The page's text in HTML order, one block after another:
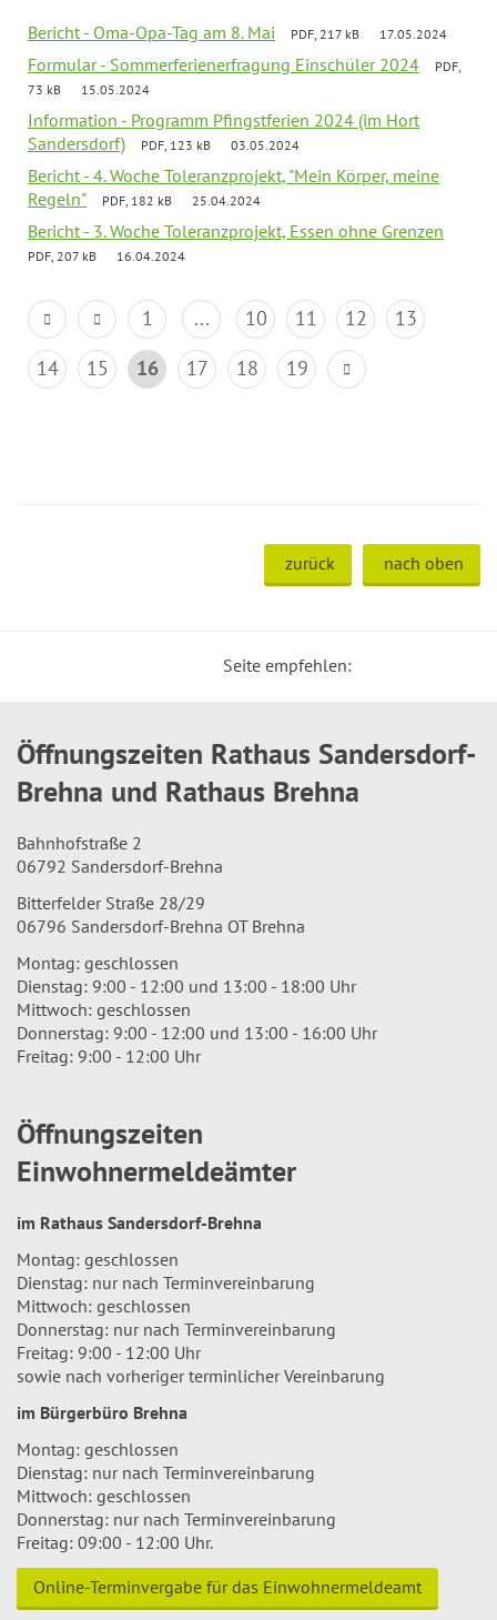
Bericht - Oma-Opa-Tag am 8. Mai PDF, 217 kB 17.05.2024
Formular - Sommerferienerfragung Einschüler 2024
PDF,
73 kB
15.05.2024
Information - Programm Pfingstferien 2024 (im Hort
Sandersdorf)
PDF, 123 kB 03.05.2024
Bericht - 4. Woche Toleranzprojekt, "Mein Körper, meine
Regeln"
PDF, 182 kB 25.04.2024
Bericht - 3. Woche Toleranzprojekt, Essen ohne Grenzen
PDF, 207 kB 16.04.2024
1 ... 10 11 12
13
14
15 16 17 18 19
zurück nach oben
Seite empfehlen:
Öffnungszeiten Rathaus Sandersdorf-
Brehna und Rathaus Brehna
Bahnhofstraße 2
06792 Sandersdorf-Brehna
Bitterfelder Straße 28/29
06796 Sandersdorf-Brehna OT Brehna
Montag: geschlossen
Dienstag: 9:00 - 12:00 und 13:00 - 18:00 Uhr
Mittwoch: geschlossen
Donnerstag: 9:00 - 12:00 und 13:00 - 16:00 Uhr
Freitag: 9:00 - 12:00 Uhr
Öffnungszeiten
Einwohnermeldeämter
im Rathaus Sandersdorf-Brehna
Montag: geschlossen
Dienstag: nur nach Terminvereinbarung
Mittwoch: geschlossen
Donnerstag: nur nach Terminvereinbarung
Freitag: 9:00 - 12:00 Uhr
sowie nach vorheriger terminlicher Vereinbarung
im Bürgerbüro Brehna
Montag: geschlossen
Dienstag: nur nach Terminvereinbarung
Mittwoch: geschlossen
Donnerstag: nur nach Terminvereinbarung
Freitag: 09:00 - 12:00 Uhr.
Online-Terminvergabe für das Einwohnermeldeamt